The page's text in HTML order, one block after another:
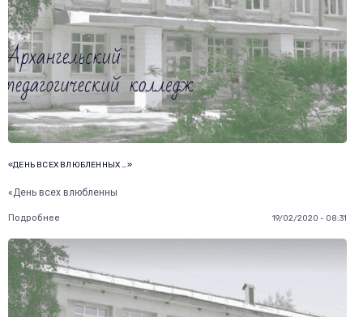
«ДЕНЬ ВСЕХ ВЛЮБЛЕННЫХ …»
«День всех влюбленны
Подробнее 19/02/2020 - 08:31